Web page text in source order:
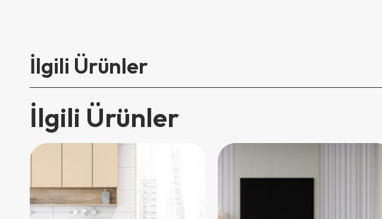
İlgili Ürünler
İlgili Ürünler